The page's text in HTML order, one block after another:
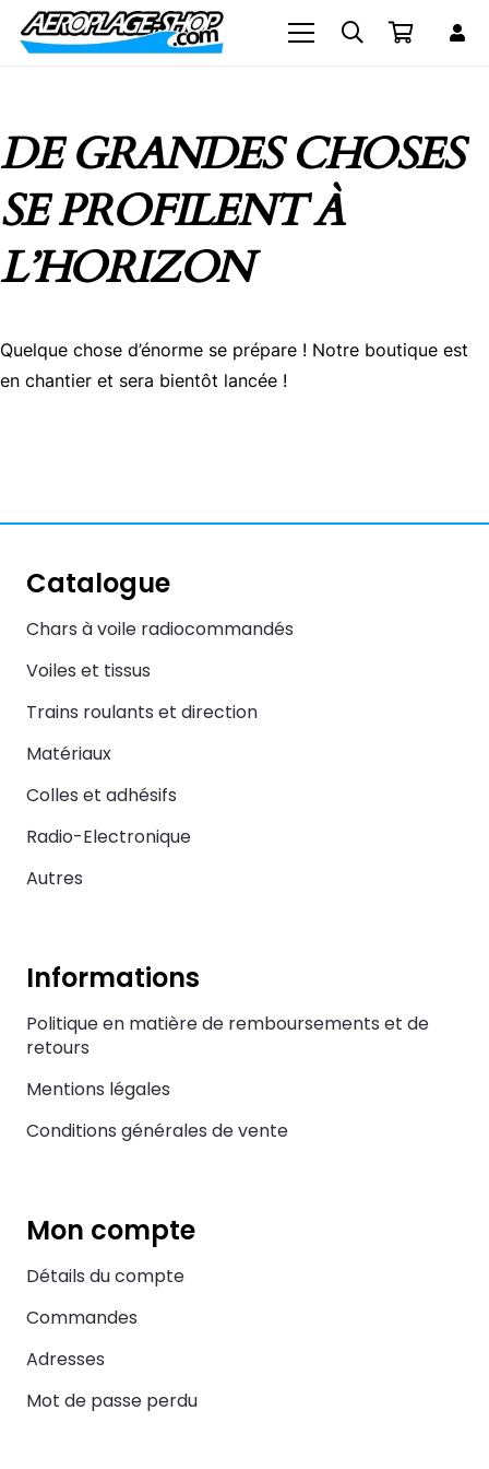
DE GRANDES CHOSES
SE PROFILENT À
L’HORIZON
Quelque chose d’énorme se prépare ! Notre boutique est
en chantier et sera bientôt lancée !
Catalogue
Chars à voile radiocommandés
Voiles et tissus
Trains roulants et direction
Matériaux
Colles et adhésifs
Radio-Electronique
Autres
Informations
Politique en matière de remboursements et de
retours
Mentions légales
Conditions générales de vente
Mon compte
Détails du compte
Commandes
Adresses
Mot de passe perdu